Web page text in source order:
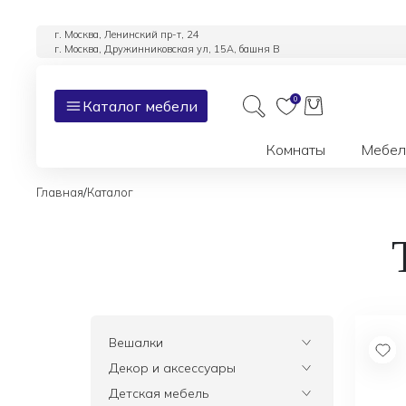
г. Москва, Ленинский пр-т, 24
г. Москва, Дружинниковская ул, 15А, башня В
Каталог мебели 0
Комнаты
Главная/Каталог
Вешалки
Все
Декор и аксессуары
Все
Детская мебель